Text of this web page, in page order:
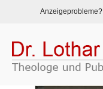
Anzeigeprobleme?